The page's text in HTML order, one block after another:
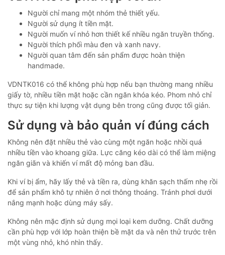
Người chỉ mang một nhóm thẻ thiết yếu.
Người sử dụng ít tiền mặt.
Người muốn ví nhỏ hơn thiết kế nhiều ngăn truyền thống.
Người thích phối màu đen và xanh navy.
Người quan tâm đến sản phẩm được hoàn thiện
handmade.
VDNTK016 có thể không phù hợp nếu bạn thường mang nhiều
giấy tờ, nhiều tiền mặt hoặc cần ngăn khóa kéo. Phom nhỏ chỉ
thực sự tiện khi lượng vật dụng bên trong cũng được tối giản.
Sử dụng và bảo quản ví đúng cách
Không nên đặt nhiều thẻ vào cùng một ngăn hoặc nhồi quá
nhiều tiền vào khoang giữa. Lực căng kéo dài có thể làm miệng
ngăn giãn và khiến ví mất độ mỏng ban đầu.
Khi ví bị ẩm, hãy lấy thẻ và tiền ra, dùng khăn sạch thấm nhẹ rồi
để sản phẩm khô tự nhiên ở nơi thông thoáng. Tránh phơi dưới
nắng mạnh hoặc dùng máy sấy.
Không nên mặc định sử dụng mọi loại kem dưỡng. Chất dưỡng
cần phù hợp với lớp hoàn thiện bề mặt da và nên thử trước trên
một vùng nhỏ, khó nhìn thấy.